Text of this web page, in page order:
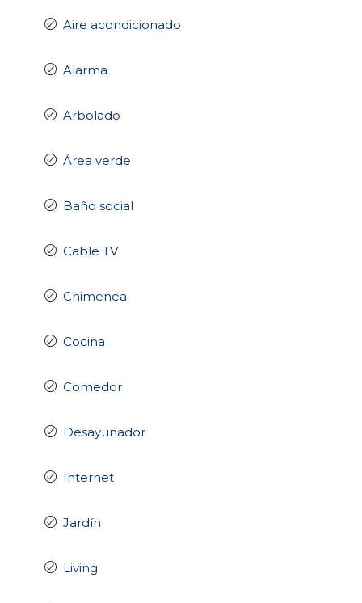
Aire acondicionado
Alarma
Arbolado
Área verde
Baño social
Cable TV
Chimenea
Cocina
Comedor
Desayunador
Internet
Jardín
Living